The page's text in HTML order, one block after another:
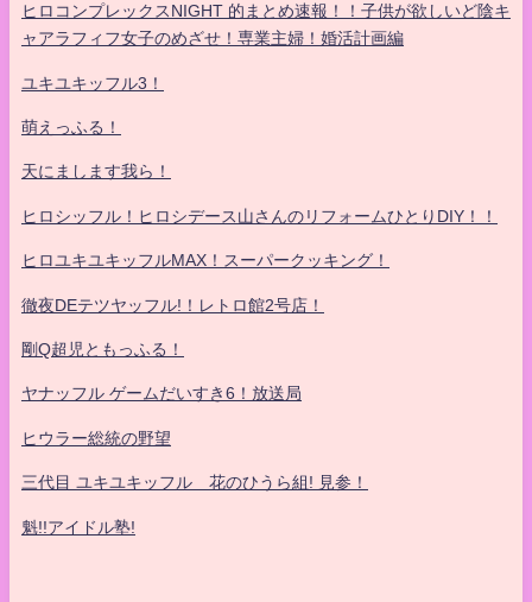
ヒロコンプレックスNIGHT 的まとめ速報！！子供が欲しいど陰キ
ャアラフィフ女子のめざせ！専業主婦！婚活計画編
ユキユキッフル3！
萌えっふる！
天にまします我ら！
ヒロシッフル！ヒロシデース山さんのリフォームひとりDIY！！
ヒロユキユキッフルMAX！スーパークッキング！
徹夜DEテツヤッフル!！レトロ館2号店！
剛Q超児ともっふる！
ヤナッフル ゲームだいすき6！放送局
ヒウラー総統の野望
三代目 ユキユキッフル 花のひうら組! 見参！
魁!!アイドル塾!